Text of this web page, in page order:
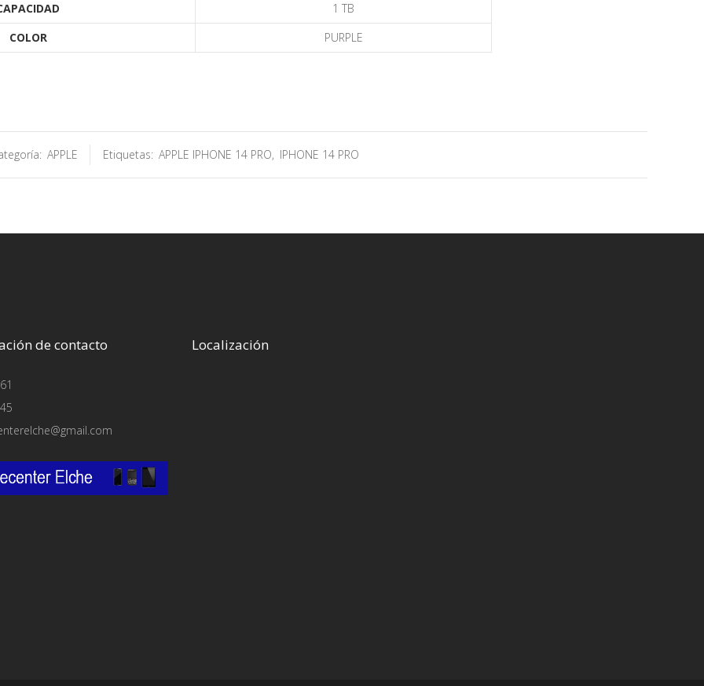
1 TB
COLOR
PURPLE
APPLE Etiquetas: APPLE IPHONE 14 PRO, IPHONE 14 PRO
de contacto Localización